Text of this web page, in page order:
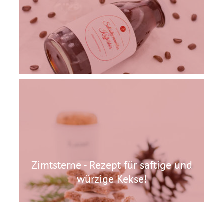
Zimtsterne - Rezept für saftige und
würzige Kekse!